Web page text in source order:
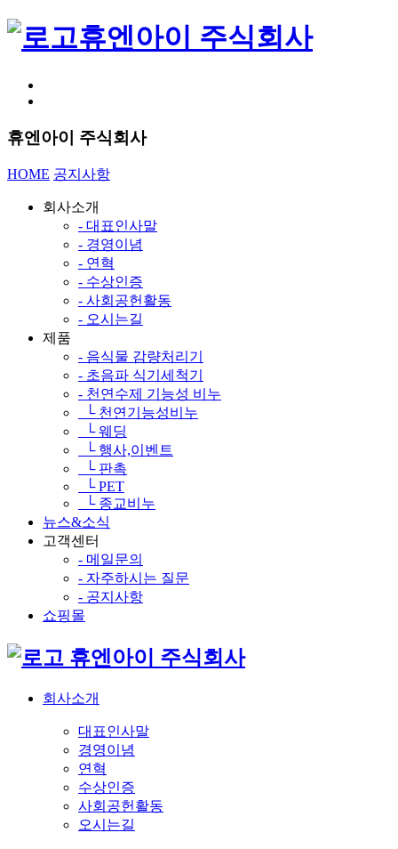
휴엔아이 주식회사
휴엔아이 주식회사
HOME 공지사항
회사소개
- 대표인사말
- 경영이념
- 연혁
- 수상인증
- 사회공헌활동
- 오시는길
제품
- 음식물 감량처리기
- 초음파 식기세척기
- 천연수제 기능성 비누
└ 천연기능성비누
└ 웨딩
└ 행사,이벤트
└ 판촉
└ PET
└ 종교비누
뉴스&소식
고객센터
- 메일문의
- 자주하시는 질문
- 공지사항
쇼핑몰
휴엔아이 주식회사
회사소개
대표인사말
경영이념
연혁
수상인증
사회공헌활동
오시는길